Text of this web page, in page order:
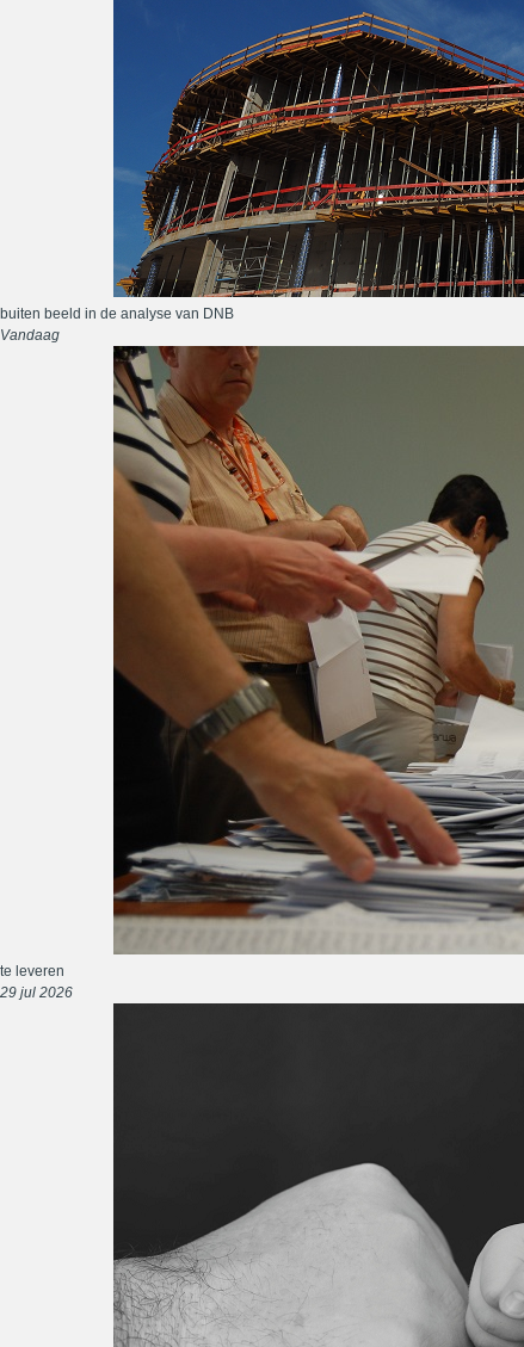
buiten beeld in de analyse van DNB
Vandaag
te leveren
29 jul 2026